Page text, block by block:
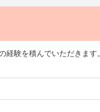
験を積んでいただきます。